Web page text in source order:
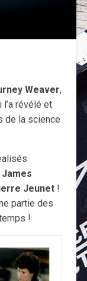
Weaver,
l’a révélé et
de la science
James
Jeunet!
partie des
!